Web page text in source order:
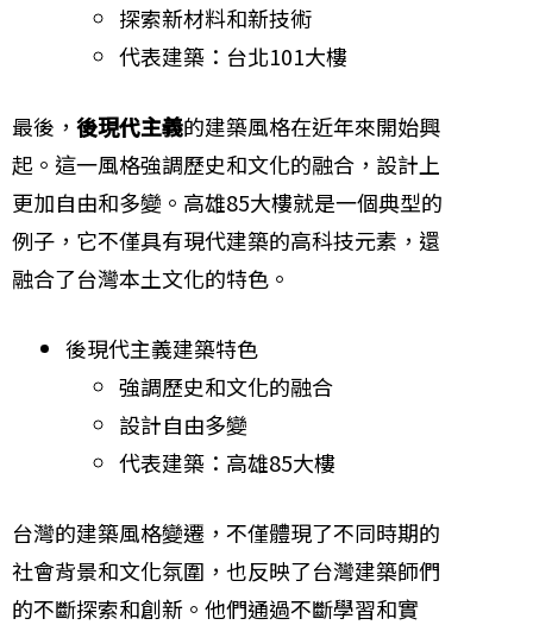
探索新材料和新技術
代表建築：台北101大樓
最後， 後現代主義的建築風格在近年來開始興
起。這一風格強調歷史和文化的融合，設計上
更加自由和多變。高雄85大樓就是一個典型的
例子，它不僅具有現代建築的高科技元素，還
融合了台灣本土文化的特色。
後現代主義建築特色
強調歷史和文化的融合
設計自由多變
代表建築：高雄85大樓
台灣的建築風格變遷，不僅體現了不同時期的
社會背景和文化氛圍，也反映了台灣建築師們
的不斷探索和創新。他們通過不斷學習和實